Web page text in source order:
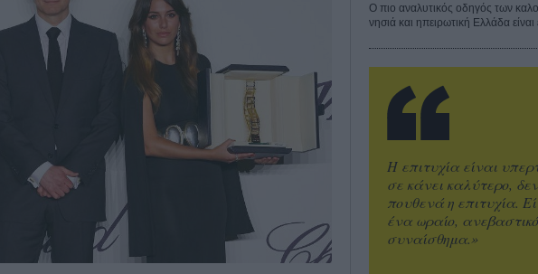
Ο πιο αναλυτικός οδηγός των
νησιά και ηπειρωτική Ελλάδα
Η επιτυχία είναι
σε κάνει καλύτερο,
πουθενά η επιτυχία.
ένα ωραίο,
συναίσθημα.»